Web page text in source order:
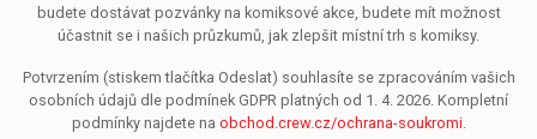
budete dostávat pozvánky na komiksové akce, budete mít možnost
účastnit se i našich průzkumů, jak zlepšit místní trh s komiksy.
Potvrzením (stiskem tlačítka Odeslat) souhlasíte se zpracováním vašich
osobních údajů dle podmínek GDPR platných od 1. 4. 2026. Kompletní
podmínky najdete na obchod.crew.cz/ochrana-soukromi.